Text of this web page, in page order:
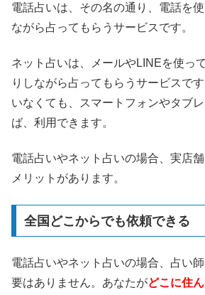
電話占いは、その名の通り、電話を
ながら占ってもらうサービスです。
ネット占いは、メールやLINEを使っ
りしながら占ってもらうサービスで
いなくても、スマートフォンやタブ
ば、利用できます。
電話占いやネット占いの場合、実店
メリットがあります。
全国どこからでも依頼できる
電話占いやネット占いの場合、占い
要はありません。あなたがどこに住